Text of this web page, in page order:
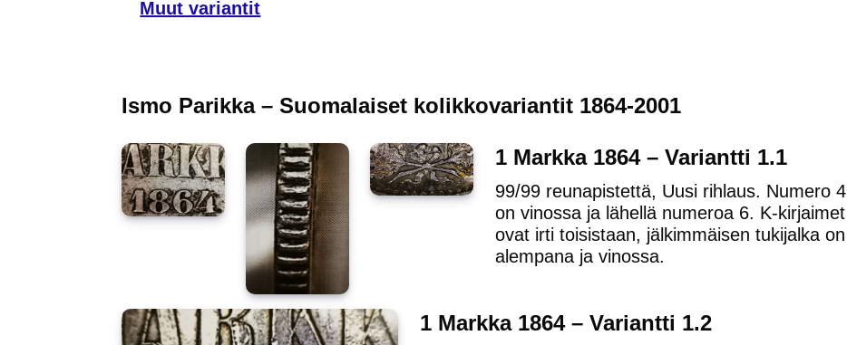
Muut variantit
Ismo Parikka – Suomalaiset kolikkovariantit 1864-2001
1 Markka 1864 – Variantti 1.1
99/99 reunapistettä, Uusi rihlaus. Numero 4
on vinossa ja lähellä numeroa 6. K-kirjaimet
ovat irti toisistaan, jälkimmäisen tukijalka on
alempana ja vinossa.
1 Markka 1864 – Variantti 1.2